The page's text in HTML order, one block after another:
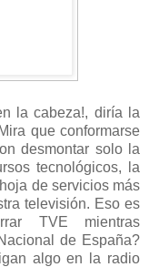
la cabeza!, diría la
que conformarse
desmontar solo la
tecnológicos, la
de servicios más
televisión. Eso es
TVE mientras
de España?
algo en la radio